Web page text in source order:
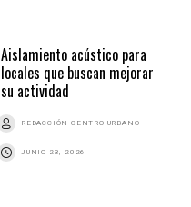
Aislamiento acústico para
locales que buscan mejorar
su actividad
REDACCIÓN CENTRO URBANO
JUNIO 23, 2026